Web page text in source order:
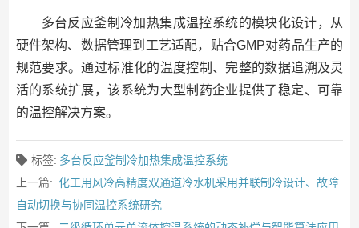
多台反应釜制冷加热集成温控系统的模块化设计，从
硬件架构、数据管理到工艺适配，贴合GMP对药品生产的
规范要求。通过标准化的温度控制、完整的数据追溯及灵
活的系统扩展，该系统为大型制药企业提供了稳定、可靠
的温控解决方案。
标签: 多台反应釜制冷加热集成温控系统
上一篇: 化工用风冷高精度双通道冷水机采用并联制冷设计、故障
自动切换与协同温控系统研究